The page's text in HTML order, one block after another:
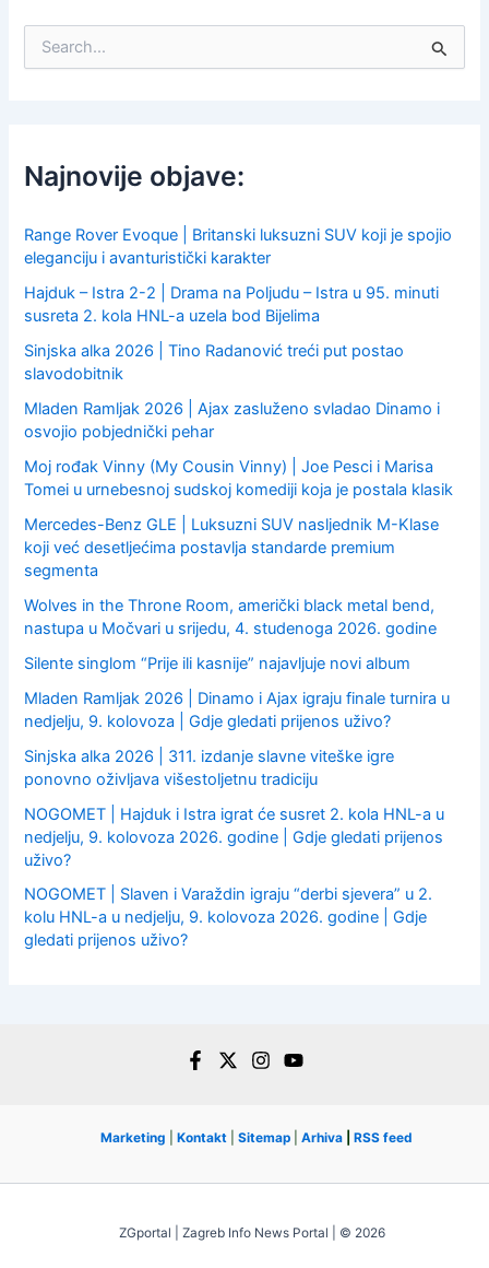
f
o
:
Najnovije objave:
Range Rover Evoque | Britanski luksuzni SUV koji je spojio
eleganciju i avanturistički karakter
Hajduk – Istra 2-2 | Drama na Poljudu – Istra u 95. minuti
susreta 2. kola HNL-a uzela bod Bijelima
Sinjska alka 2026 | Tino Radanović treći put postao
slavodobitnik
Mladen Ramljak 2026 | Ajax zasluženo svladao Dinamo i
osvojio pobjednički pehar
Moj rođak Vinny (My Cousin Vinny) | Joe Pesci i Marisa
Tomei u urnebesnoj sudskoj komediji koja je postala klasik
Mercedes-Benz GLE | Luksuzni SUV nasljednik M-Klase
koji već desetljećima postavlja standarde premium
segmenta
Wolves in the Throne Room, američki black metal bend,
nastupa u Močvari u srijedu, 4. studenoga 2026. godine
Silente singlom “Prije ili kasnije” najavljuje novi album
Mladen Ramljak 2026 | Dinamo i Ajax igraju finale turnira u
nedjelju, 9. kolovoza | Gdje gledati prijenos uživo?
Sinjska alka 2026 | 311. izdanje slavne viteške igre
ponovno oživljava višestoljetnu tradiciju
NOGOMET | Hajduk i Istra igrat će susret 2. kola HNL-a u
nedjelju, 9. kolovoza 2026. godine | Gdje gledati prijenos
uživo?
NOGOMET | Slaven i Varaždin igraju “derbi sjevera” u 2.
kolu HNL-a u nedjelju, 9. kolovoza 2026. godine | Gdje
gledati prijenos uživo?
Marketing Kontakt Sitemap Arhiva RSS feed
ZGportal | Zagreb Info News Portal | © 2026